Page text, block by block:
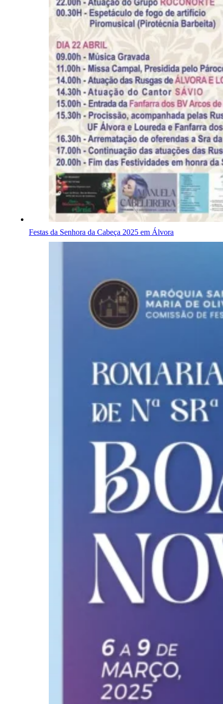
Festas da Senhora da Cabeça 2025 em Álvora